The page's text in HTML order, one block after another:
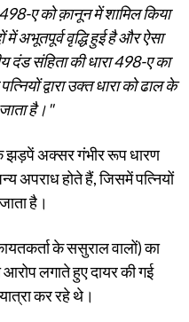
498-ए को क़ानून में शामिल किया
में अभूतपूर्व वृद्धि हुई है और ऐसा
दंड संहिता की धारा 498-ए का
द्वारा उक्त धारा को ढाल के
है।"
झड़पें अक्सर गंभीर रूप धारण
अपराध होते हैं, जिसमें पत्नियों
है।
के ससुराल वालों) का
लगाते हुए दायर की गई
कर रहे थे।